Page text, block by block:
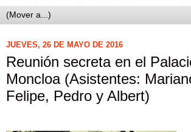
JUEVES, 26 DE MAYO DE 2016
Reunión secreta en el
Moncloa (Asistentes:
Felipe, Pedro y Albert)